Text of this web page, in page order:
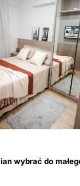
wybrać do